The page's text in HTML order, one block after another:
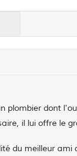
plombier dont
il lui offre le
du meilleur